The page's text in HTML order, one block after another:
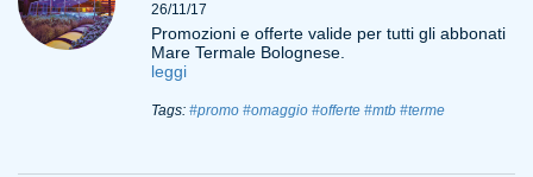
26/11/17
Promozioni e offerte valide per tutti gli abbonati
Mare Termale Bolognese.
leggi
Tags: #promo #omaggio #offerte #mtb #terme